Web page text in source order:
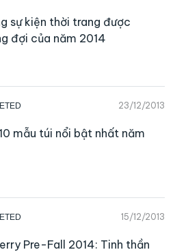
sự kiện thời trang được
đợi của năm 2014
23/12/2013
mẫu túi nổi bật nhất năm
15/12/2013
Pre-Fall 2014: Tinh thần